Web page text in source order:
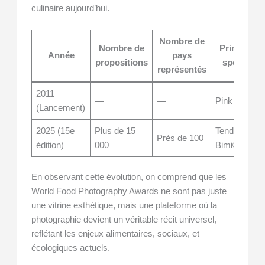
culinaire aujourd’hui.
Année
Nombre de
propositions
Nombre de
pays
représentés
Principaux
sponsors
2011
(Lancement)
— — Pink Lady®
2025 (15e
édition)
Plus de 15
000
Près de 100
Bimi®
En observant cette évolution, on comprend que les
World Food Photography Awards ne sont pas juste
une vitrine esthétique, mais une plateforme où la
photographie devient un véritable récit universel,
reflétant les enjeux alimentaires, sociaux, et
écologiques actuels.